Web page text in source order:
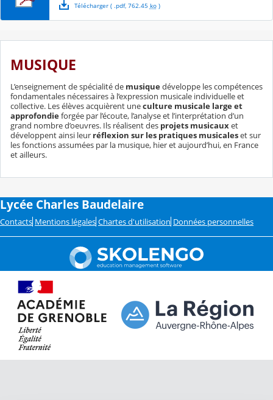
Télécharger( .pdf, 762.45 ko)
MUSIQUE
L’enseignement de spécialité de musiquedéveloppe les compétences
fondamentales nécessaires à l’expression musicale individuelle et
collective. Les élèves acquièrent uneculture musicale large et
approfondieforgée par l’écoute, l’analyse et l’interprétation d’un
grand nombre d’oeuvres. Ils réalisent des projets musicauxet
développent ainsi leur réflexion sur les pratiques musicaleset sur
les fonctions assumées par la musique, hier et aujourd’hui, en France
et ailleurs.
Lycée Charles Baudelaire
Contacts Mentions légales Chartes d'utilisation Données personnelles